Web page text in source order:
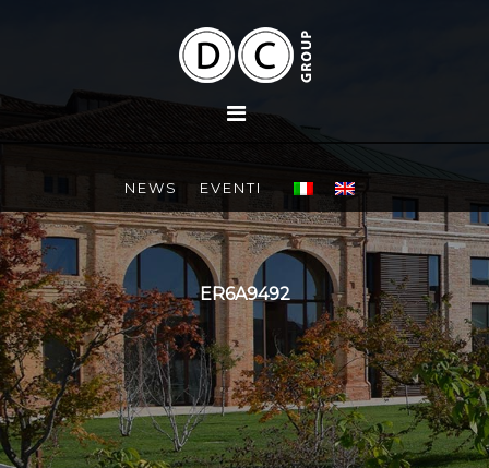
NEWS EVENTI
ER6A9492